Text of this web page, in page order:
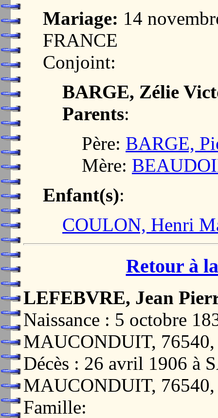
Mariage: 14
FRANCE
Conjoint:
BARGE, Zélie
Parents:
Père: BARGE,
Mère:
Enfant(s):
COULON, Henri
Retour à
LEFEBVRE, Jean
Naissance : 5 octobre
MAUCONDUIT,
Décès : 26 avril 1906 à
MAUCONDUIT,
Famille: